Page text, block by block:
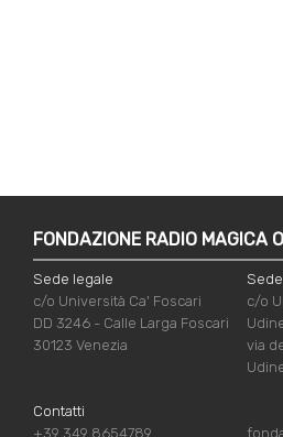
FONDAZIONE RADIO MAGICA
Sede legale
c/o Università Ca' Foscari
DD 3246 - Calle Larga Foscari
30123 Venezia
c/o
via
Contatti
+39 349 8654789